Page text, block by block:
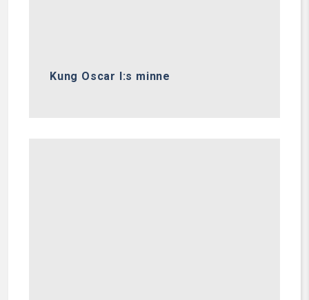
Kung Oscar I:s minne